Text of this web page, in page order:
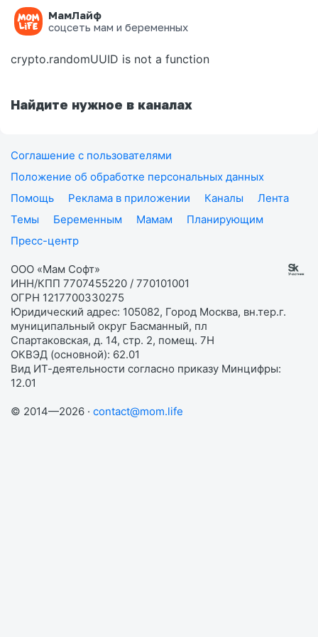
МамЛайф
соцсеть мам и беременных
Ошибка на странице
crypto.randomUUID is not a function
Найдите нужное в каналах
Соглашение с пользователями
Положение об обработке персональных данных
Помощь
Реклама в приложении Каналы
Лента
Темы
Беременным Мамам
Планирующим
Пресс-центр
ООО «Мам Софт»
ИНН/КПП 7707455220 / 770101001
ОГРН 1217700330275
Юридический адрес: 105082, Город Москва, вн.тер.г.
муниципальный округ Басманный, пл
Спартаковская, д. 14, стр. 2, помещ. 7Н
ОКВЭД (основной): 62.01
Вид ИТ-деятельности согласно приказу Минцифры:
12.01
© 2014—2026 · contact@mom.life